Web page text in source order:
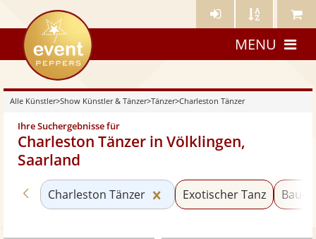
Künstler- Künstler Meine
eventpeppers
MENU
Alle Künstler>Show Künstler & Tänzer>Tänzer>Charleston Tänzer
Ihre Suchergebnisse für
Charleston Tänzer in Völklingen,
Saarland
Zurück zu «Tänzer»
Charleston Tänzer Kategorie «Charleston
Exotischer Tanz